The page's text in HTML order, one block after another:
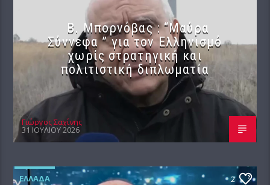
B. Μπορνόβας : “Μαύρα
Σύννεφα ” για τον Ελληνισμό
χωρίς στρατηγική και
πολιτιστική διπλωματία
Γιώργος Σαχίνης
31 ΙΟΥΛΊΟΥ 2026
ΕΛΛΆΔΑ 2